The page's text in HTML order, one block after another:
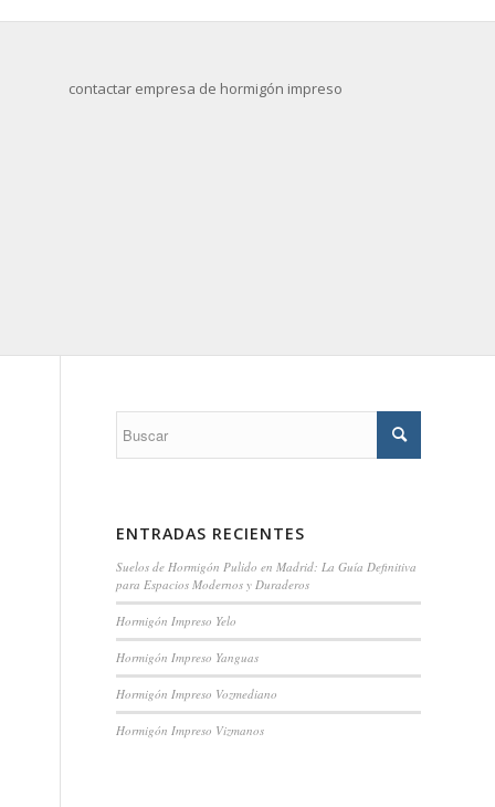
ENTRADAS RECIENTES
Suelos de Hormigón Pulido en Madrid: La Guía Definitiva
para Espacios Modernos y Duraderos
Hormigón Impreso Yelo
Hormigón Impreso Yanguas
Hormigón Impreso Vozmediano
Hormigón Impreso Vizmanos